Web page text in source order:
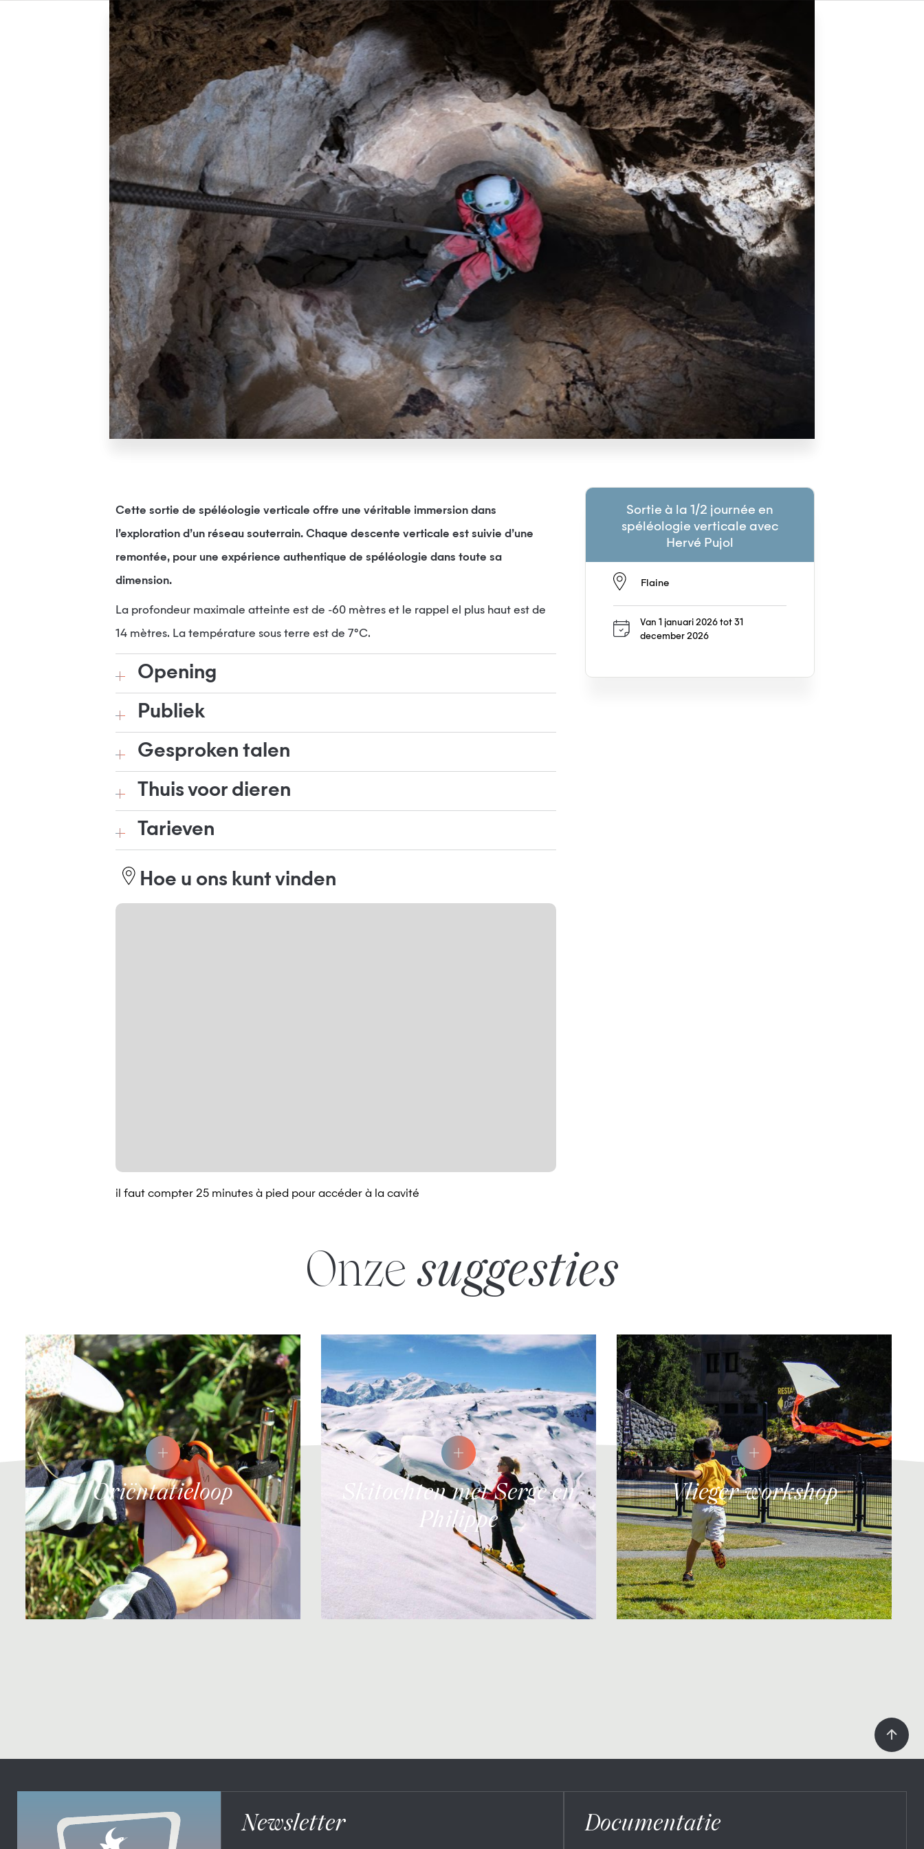
Cette sortie de spéléologie verticale offre une véritable immersion dans
l’exploration d’un réseau souterrain. Chaque descente verticale est suivie d’une
remontée, pour une expérience authentique de spéléologie dans toute sa
dimension.
La profondeur maximale atteinte est de -60 mètres et le rappel el plus haut est de
14 mètres. La température sous terre est de 7°C.
Opening
Publiek
Gesproken talen
Thuis voor dieren
Tarieven
Hoe u ons kunt vinden
il faut compter 25 minutes à pied pour accéder à la cavité
Sortie à la 1/2 journée en
spéléologie verticale avec
Hervé Pujol
Flaine
Van 1 januari 2026 tot 31
december 2026
Onzesuggesties
Oriëntatieloop
Skitochten met Serge en
Philippe
Vlieger workshop
Newsletter Documentatie